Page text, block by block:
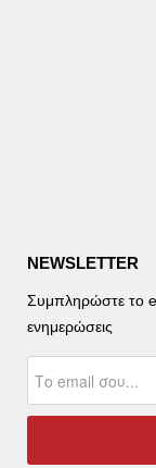
NEWSLETTER
Συμπληρώστε το
ενημερώσεις